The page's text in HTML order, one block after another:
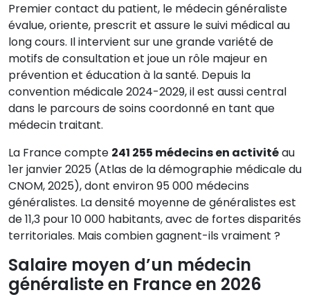
Premier contact du patient, le médecin généraliste
évalue, oriente, prescrit et assure le suivi médical au
long cours. Il intervient sur une grande variété de
motifs de consultation et joue un rôle majeur en
prévention et éducation à la santé. Depuis la
convention médicale 2024-2029, il est aussi central
dans le parcours de soins coordonné en tant que
médecin traitant.
La France compte 241 255 médecins en activitéau
1er janvier 2025 (Atlas de la démographie médicale du
CNOM, 2025), dont environ 95 000 médecins
généralistes. La densité moyenne de généralistes est
de 11,3 pour 10 000 habitants, avec de fortes disparités
territoriales. Mais combien gagnent-ils vraiment ?
Salaire moyen d’un médecin
généraliste en France en 2026